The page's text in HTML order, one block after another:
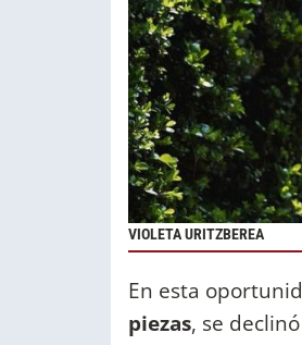
VIOLETA URITZBEREA
En esta
piezas, se